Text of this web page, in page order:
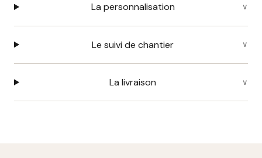
La personnalisation
Le suivi de chantier
La livraison